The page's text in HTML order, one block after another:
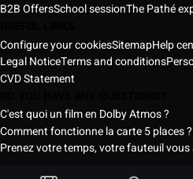
B2B OffersSchool sessionThe Pathé
Configure your cookiesSitemapHelp
Legal NoticeTerms and conditions
CVD Statement
C'est quoi un film en Dolby Atmos ?
Comment fonctionne la carte 5 places ?
Prenez votre temps, votre fauteuil vous